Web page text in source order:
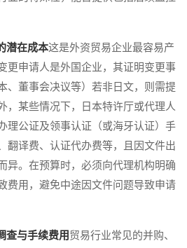
潜在成本这是外资贸易企业最容易产
更申请人是外国企业，其证明变更事
、董事会决议等）若非日文，则需提
，某些情况下，日本特许厅或代理人
理公证及领事认证（或海牙认证）手
翻译费、认证代办费等，且因文件出
异。在预算时，必须向代理机构明确
费用，避免中途因文件问题导致申请
查与手续费用贸易行业常见的并购、